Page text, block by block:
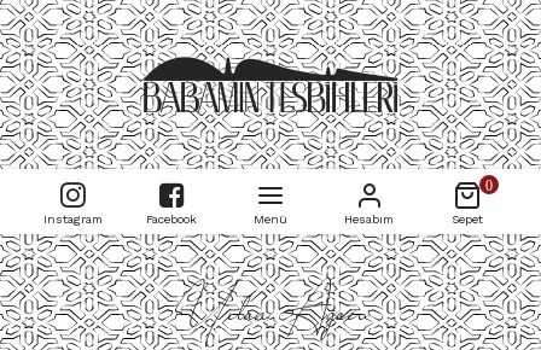
Instagram Facebook Menü Hesabım
0
Sepet
Yılan Ağacı